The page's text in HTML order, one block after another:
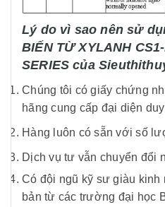
Lý do vì sao nên sử
BIẾN TỪ XYLANH
SERIES của
Chúng tôi có giấy chứng
hãng cung cấp đại diện
Hàng luôn có sẵn với số
Dịch vụ tư vẫn chuyển đổi
Có đội ngũ kỹ sư giàu
bản từ các trường đại học